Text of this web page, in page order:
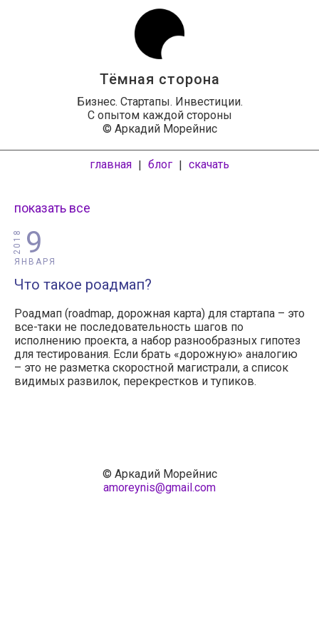
Тёмная сторона
Бизнес. Стартапы. Инвестиции.
С опытом каждой стороны
© Аркадий Морейнис
главная | блог | скачать
показать все
9
ЯНВАРЯ
2018
Что такое роадмап?
Роадмап (roadmap, дорожная карта) для стартапа – это
все-таки не последовательность шагов по
исполнению проекта, а набор разнообразных гипотез
для тестирования. Если брать «дорожную» аналогию
– это не разметка скоростной магистрали, а список
видимых развилок, перекрестков и тупиков.
© Аркадий Морейнис
amoreynis@gmail.com